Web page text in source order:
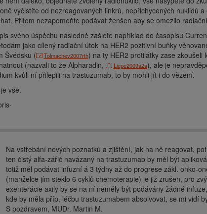
vyčistíte od nezreagovaných linkrů, nepřichycených nuklidů
Přitom nezapomeňte podávat ženšen aby se omezilo
svého úspěchu následně zašlete například do časopisu
jako cílený radiační útok na HER2 pozitivní buňky
Švédsku (
Tolmachev2007rth) na ty HER2 protilátky zase zkoušeli
(nazvali to že Alpharadin,
Liepe2009a2a), ale je
kvůli ní přilepili na trastuzumab, to by mohli jít i do vězení.
vše.
Na vstřebání nových poznatků a zjištění, jak na ně reagovat,
ten čistý alfa-zářič navázaný na trastuzumab by měl být
totiž měl podávat infuzní á 3 týdny až do progrese zákl. onko-
(manželce jím steklo 6 cyklů chemoterapie) je již zrušen, pro
exenterácie axily by se na ní neměly být podávány žádné
kde by měla příp. léčbu trastuzumabem absolvovat, se mi vidí
S pozdravem, MUDr. Martin M.